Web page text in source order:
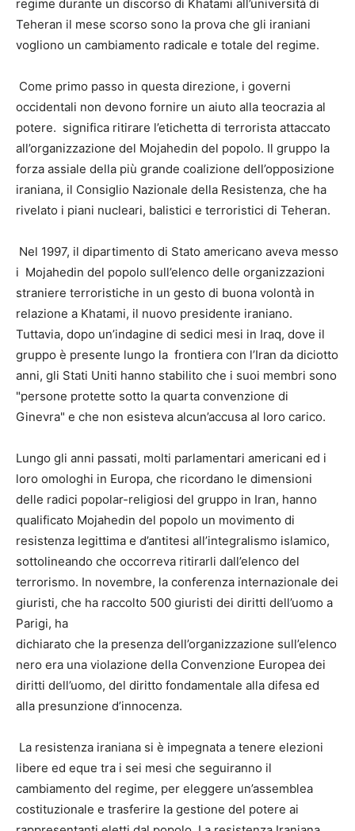
regime durante un discorso di Khatami all’università di
Teheran il mese scorso sono la prova che gli iraniani
vogliono un cambiamento radicale e totale del regime.
Come primo passo in questa direzione, i governi
occidentali non devono fornire un aiuto alla teocrazia al
potere. significa ritirare l’etichetta di terrorista attaccato
all’organizzazione del Mojahedin del popolo. Il gruppo la
forza assiale della più grande coalizione dell’opposizione
iraniana, il Consiglio Nazionale della Resistenza, che ha
rivelato i piani nucleari, balistici e terroristici di Teheran.
Nel 1997, il dipartimento di Stato americano aveva messo
i Mojahedin del popolo sull’elenco delle organizzazioni
straniere terroristiche in un gesto di buona volontà in
relazione a Khatami, il nuovo presidente iraniano.
Tuttavia, dopo un’indagine di sedici mesi in Iraq, dove il
gruppo è presente lungo la frontiera con l’Iran da diciotto
anni, gli Stati Uniti hanno stabilito che i suoi membri sono
"persone protette sotto la quarta convenzione di
Ginevra" e che non esisteva alcun’accusa al loro carico.
Lungo gli anni passati, molti parlamentari americani ed i
loro omologhi in Europa, che ricordano le dimensioni
delle radici popolar-religiosi del gruppo in Iran, hanno
qualificato Mojahedin del popolo un movimento di
resistenza legittima e d’antitesi all’integralismo islamico,
sottolineando che occorreva ritirarli dall’elenco del
terrorismo. In novembre, la conferenza internazionale dei
giuristi, che ha raccolto 500 giuristi dei diritti dell’uomo a
Parigi, ha
dichiarato che la presenza dell’organizzazione sull’elenco
nero era una violazione della Convenzione Europea dei
diritti dell’uomo, del diritto fondamentale alla difesa ed
alla presunzione d’innocenza.
La resistenza iraniana si è impegnata a tenere elezioni
libere ed eque tra i sei mesi che seguiranno il
cambiamento del regime, per eleggere un’assemblea
costituzionale e trasferire la gestione del potere ai